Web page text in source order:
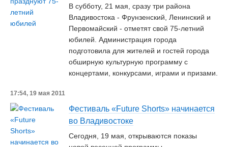
В субботу, 21 мая, сразу три района
Владивостока - Фрунзенский, Ленинский и
Первомайский - отметят свой 75-летний
юбилей. Администрация города
подготовила для жителей и гостей города
обширную культурную программу с
концертами, конкурсами, играми и призами.
17:54, 19 мая 2011
Фестиваль «Future Shorts» начинается
во Владивостоке
Сегодня, 19 мая, открываются показы